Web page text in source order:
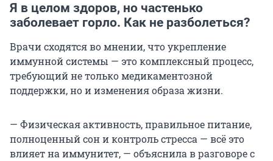
Я в целом здоров, но частенько
заболевает горло. Как не разболеться?
Врачи сходятся во мнении, что укрепление
иммунной системы — это комплексный процесс,
требующий не только медикаментозной
поддержки, но и изменения образа жизни.
— Физическая активность, правильное питание,
полноценный сон и контроль стресса — всё это
влияет на иммунитет, — объяснила в разговоре с